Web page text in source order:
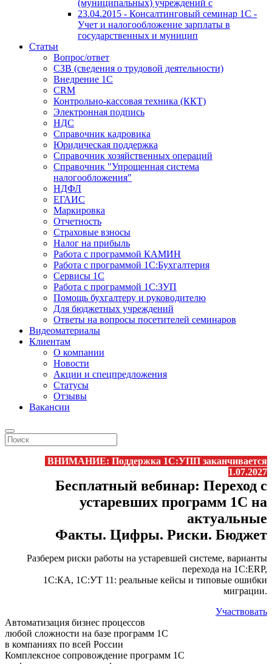
(муниципальных) учреждений с
23.04.2015 - Консалтинговый семинар 1С -
Учет и налогообложение зарплаты в
государственных и муницип
Статьи
Вопрос/ответ
СЗВ (сведения о трудовой деятельности)
Внедрение 1С
CRM
Контрольно-кассовая техника (ККТ)
Электронная подпись
НДС
Справочник кадровика
Юридическая поддержка
Справочник хозяйственных операций
Справочник "Упрощенная система
налогообложения"
НДФЛ
ЕГАИС
Маркировка
Отчетность
Страховые взносы
Налог на прибыль
Работа с программой КАМИН
Работа с программой 1С:Бухгалтерия
Сервисы 1С
Работа с программой 1С:ЗУП
Помощь бухгалтеру и руководителю
Для бюджетных учреждений
Ответы на вопросы посетителей семинаров
Видеоматериалы
Клиентам
О компании
Новости
Акции и спецпредложения
Статусы
Отзывы
Вакансии
ВНИМАНИЕ: Поддержка 1С:УПП заканчивается
1.07.2027
Бесплатный вебинар: Переход с
устаревших программ 1С на
актуальные
Факты. Цифры. Риски. Бюджет
Разберем риски работы на устаревшей системе, варианты
перехода на 1С:ERP,
1С:КА, 1С:УТ 11: реальные кейсы и типовые ошибки
миграции.
Участвовать
Автоматизация бизнес процессов
любой сложности на базе программ 1С
в компаниях по всей России
Комплексное сопровождение программ 1С